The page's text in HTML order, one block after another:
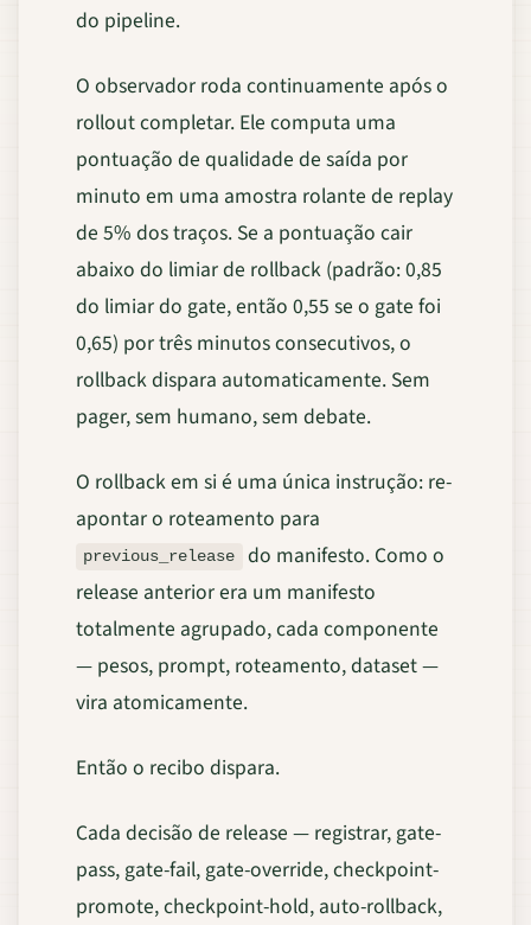
do pipeline.
O observador roda continuamente após o
rollout completar. Ele computa uma
pontuação de qualidade de saída por
minuto em uma amostra rolante de replay
de 5% dos traços. Se a pontuação cair
abaixo do limiar de rollback (padrão: 0,85
do limiar do gate, então 0,55 se o gate foi
0,65) por três minutos consecutivos, o
rollback dispara automaticamente. Sem
pager, sem humano, sem debate.
O rollback em si é uma única instrução: re-
apontar o roteamento para
previous_release
do manifesto. Como o
release anterior era um manifesto
totalmente agrupado, cada componente
— pesos, prompt, roteamento, dataset —
vira atomicamente.
Então o recibo dispara.
Cada decisão de release — registrar, gate-
pass, gate-fail, gate-override, checkpoint-
promote, checkpoint-hold, auto-rollback,